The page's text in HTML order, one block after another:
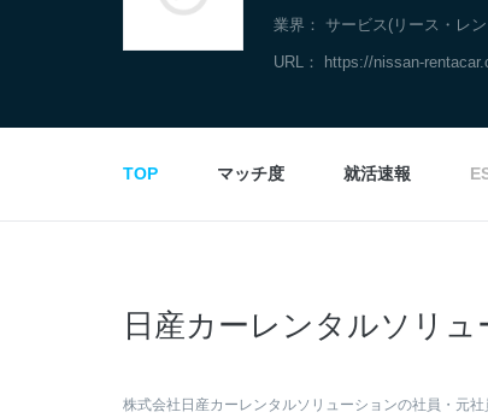
業界： サービス(リース・レ
URL： https://nissan-
TOP マッチ度 就活速報
日産カーレンタルソリ
株式会社日産カーレンタルソリューションの社員・元